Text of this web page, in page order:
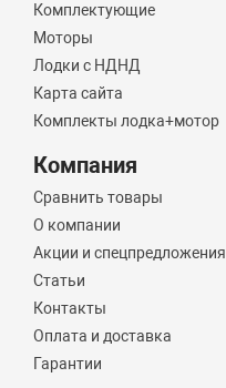
Комплектующие
Моторы
Лодки с НДНД
Карта сайта
Комплекты лодка+мотор
Компания
Сравнить товары
О компании
Акции и спецпредложения
Статьи
Контакты
Оплата и доставка
Гарантии